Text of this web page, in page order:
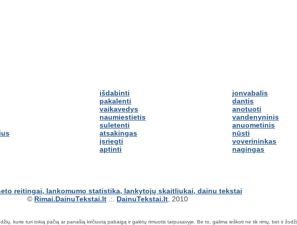
išdabinti
pakalenti
vaikavedys
naumiestietis
suletenti
atsakingas
įsriegti
aptinti
jonvabalis
dantis
anotuoti
vandenyninis
anuometinis
nūsti
voverininkas
nagingas
© Rimai.DainuTekstai.lt .:. DainuTekstai.lt , 2010
kurie turi tokią pačią ar panašią kirčiuotą pabaigą ir galėtų rimuotis tarpusavyje. Be to, galima ieškoti ne tik rimų, bet ir